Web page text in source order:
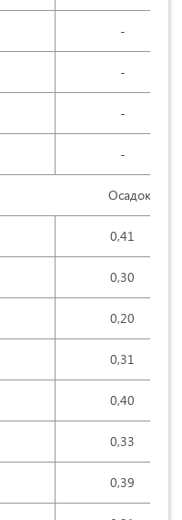
-
-
-
-
Осадок
0,41
0,30
0,20
0,31
0,40
0,33
0,39